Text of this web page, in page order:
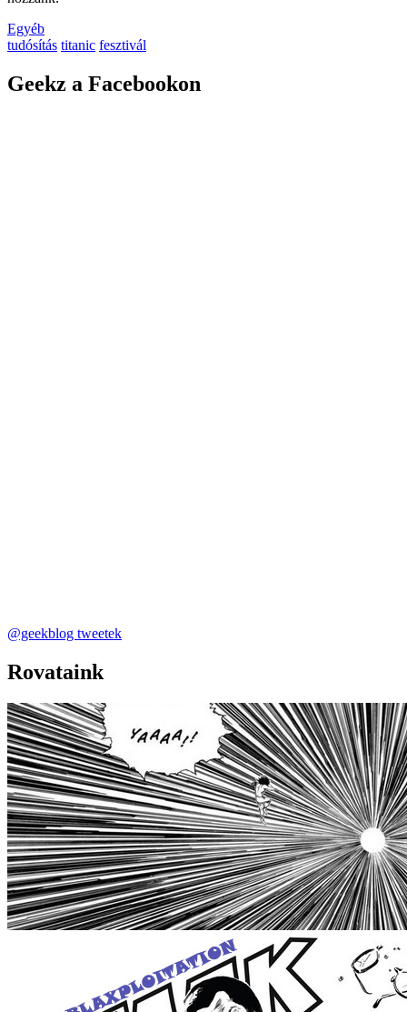
Egyéb
tudósítás titanic fesztivál
Geekz a Facebookon
@geekblog tweetek
Rovataink